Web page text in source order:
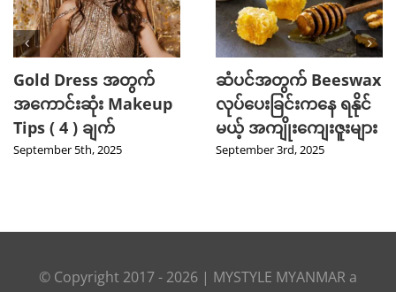
2025 TikTok မှာ Trend
ဖြစ်ခဲ့တဲ့ Hot Beauty
Product ( 5 ) မျိုး
August 27th, 2025
သင့်ဆံကေသာကို
ကျန်းမာသန်စွမ်းစေမယ့်
Curry Leaves ရဲ့
အံ့ဖွယ်နည်းလမ်း ၄ ခု